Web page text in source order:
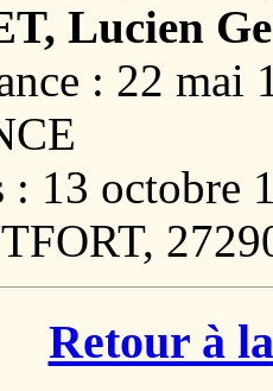
Lucien
: 22
: 13
Retour à